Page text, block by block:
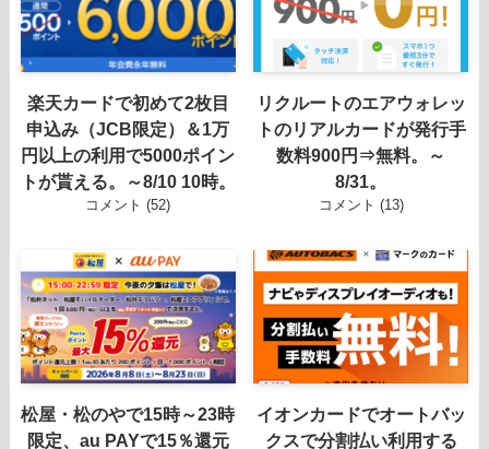
楽天カードで初めて2枚目
申込み（JCB限定）＆1万
円以上の利用で5000ポイン
トが貰える。～8/10 10時。
コメント (52)
リクルートのエアウォレッ
トのリアルカードが発行手
数料900円⇒無料。～
8/31。
コメント (13)
松屋・松のやで15時～23時
限定、au PAYで15％還元
イオンカードでオートバッ
クスで分割払い利用する